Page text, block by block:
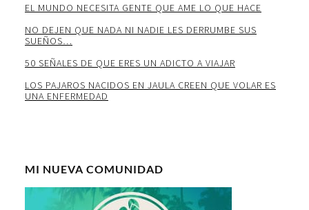
EL MUNDO NECESITA GENTE QUE AME LO QUE HACE
NO DEJEN QUE NADA NI NADIE LES DERRUMBE SUS
SUEÑOS…
50 SEÑALES DE QUE ERES UN ADICTO A VIAJAR
LOS PAJAROS NACIDOS EN JAULA CREEN QUE VOLAR ES
UNA ENFERMEDAD
MI NUEVA COMUNIDAD